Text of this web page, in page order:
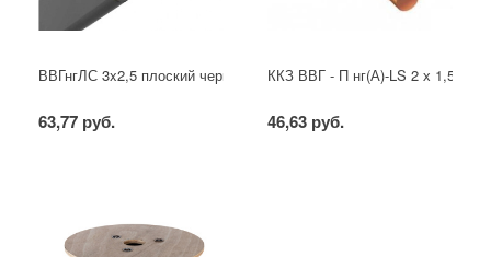
ВВГнгЛС 3x2,5 плоский черный
63,77 руб.
ККЗ ВВГ - П нг(А)-LS 2 х 1,5
46,63 руб.